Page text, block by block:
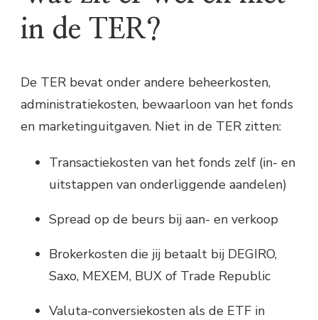
in de TER?
De TER bevat onder andere beheerkosten,
administratiekosten, bewaarloon van het fonds
en marketinguitgaven. Niet in de TER zitten:
Transactiekosten van het fonds zelf (in- en
uitstappen van onderliggende aandelen)
Spread op de beurs bij aan- en verkoop
Brokerkosten die jij betaalt bij DEGIRO,
Saxo, MEXEM, BUX of Trade Republic
Valuta-conversiekosten als de ETF in